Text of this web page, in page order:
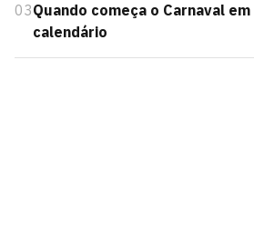
03Quando começa o Carnaval
calendário